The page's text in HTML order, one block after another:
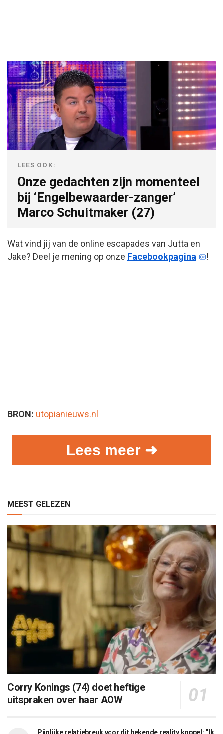
LEES OOK:
Onze gedachten zijn momenteel
bij ‘Engelbewaarder-zanger’
Marco Schuitmaker (27)
Wat vind jij van de online escapades van Jutta en
Jake? Deel je mening op onze Facebookpagina !
BRON: utopianieuws.nl
Lees meer ➜
MEEST GELEZEN
Corry Konings (74) doet heftige
uitspraken over haar AOW
Pijnlijke relatiebreuk voor dit bekende reality koppel: “Ik